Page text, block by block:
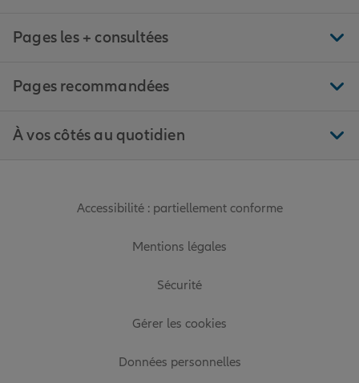
Pages les + consultées
Pages recommandées
À vos côtés au quotidien
Accessibilité : partiellement conforme
Mentions légales
Sécurité
Gérer les cookies
Données personnelles